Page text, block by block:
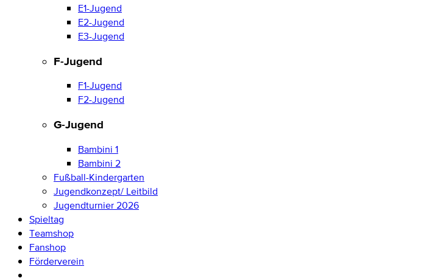
E1-Jugend
E2-Jugend
E3-Jugend
F-Jugend
F1-Jugend
F2-Jugend
G-Jugend
Bambini 1
Bambini 2
Fußball-Kindergarten
Jugendkonzept/ Leitbild
Jugendturnier 2026
Spieltag
Teamshop
Fanshop
Förderverein